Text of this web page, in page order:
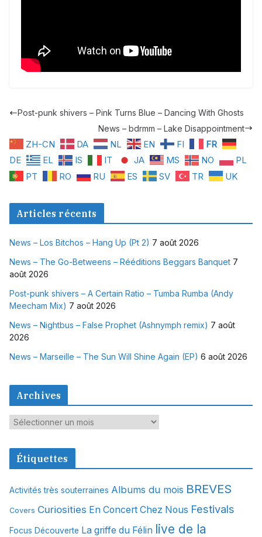
Post-punk shivers – Pink Turns Blue – Dancing With Ghosts
News – bdrmm – Lake Disappointment
ZH-CN DA NL EN FI
FR
DE
EL IS IT JA MS NO
PL
PT
RO RU ES SV TR UK
Articles récents
News – Los Bitchos – Hang Up (Pt 2) 7 août 2026
News – The Go-Betweens – Rééditions Beggars Banquet 7
août 2026
Post-punk shivers – A Certain Ratio – Tumba Rumba (Andy
Meecham Mix) 7 août 2026
News – Nightbus – False Prophet (Ashnymph remix) 7 août
2026
News – Marseille – The Sun Will Shine Again (EP) 6 août 2026
Archives
A
c
v
e
Étiquettes
Activités très souterraines Albums du mois BREVES
Covers Curiosities En Concert Chez Nous Festivals
Focus Découverte La griffe du Félin live de la